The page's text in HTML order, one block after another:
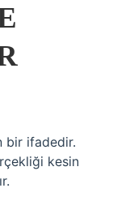
bir ifadedir.
kesin